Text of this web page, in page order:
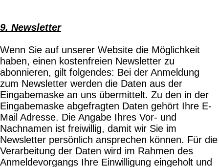
9. Newsletter
Wenn Sie auf unserer Website die Möglichkeit
haben, einen kostenfreien Newsletter zu
abonnieren, gilt folgendes: Bei der Anmeldung
zum Newsletter werden die Daten aus der
Eingabemaske an uns übermittelt. Zu den in der
Eingabemaske abgefragten Daten gehört Ihre E-
Mail Adresse. Die Angabe Ihres Vor- und
Nachnamen ist freiwillig, damit wir Sie im
Newsletter persönlich ansprechen können. Für die
Verarbeitung der Daten wird im Rahmen des
Anmeldevorgangs Ihre Einwilligung eingeholt und